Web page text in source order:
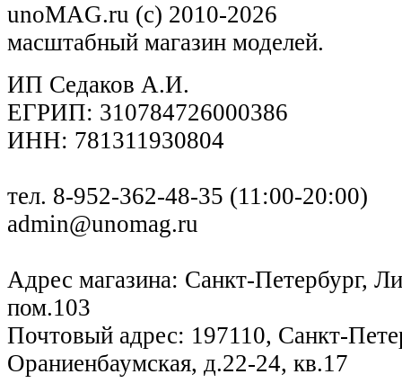
unoMAG.ru (c) 2010-2026
масштабный магазин моделей.
ИП Седаков А.И.
ЕГРИП: 310784726000386
ИНН: 781311930804
тел. 8-952-362-48-35 (11:00-20:00)
admin@unomag.ru
Адрес магазина: Санкт-Петербург,
пом.103
Почтовый адрес: 197110, Санкт-
Ораниенбаумская, д.22-24, кв.17